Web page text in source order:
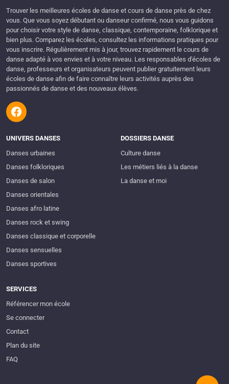
Trouver les meilleures écoles de danse et cours de danse près de chez
vous. Que vous soyez débutant ou danseur confirmé, nous vous guidons
pour choisir votre style de danse, classique, contemporaine, folklorique et
bien plus. Comparez les écoles, consultez les informations pratiques pour
vous inscrire. Régulièrement mis à jour, trouvez rapidement le cours de
danse adapté à vos envies et à votre niveau. Les responsables d'écoles de
danse, professeurs et organisateurs peuvent publier gratuitement leurs
écoles de danse afin de faire connaître leurs activités auprès des
passionnés de danse et des nouveaux élèves.
UNIVERS DANSES
Danses urbaines
Danses folkloriques
Danses de salon
Danses orientales
Danses afro latine
Danses rock et swing
Danses classique et corporelle
Danses sensuelles
Danses sportives
DOSSIERS DANSE
Culture danse
Les métiers liés à la danse
La danse et moi
SERVICES
Référencer mon école
Se connecter
Contact
Plan du site
FAQ